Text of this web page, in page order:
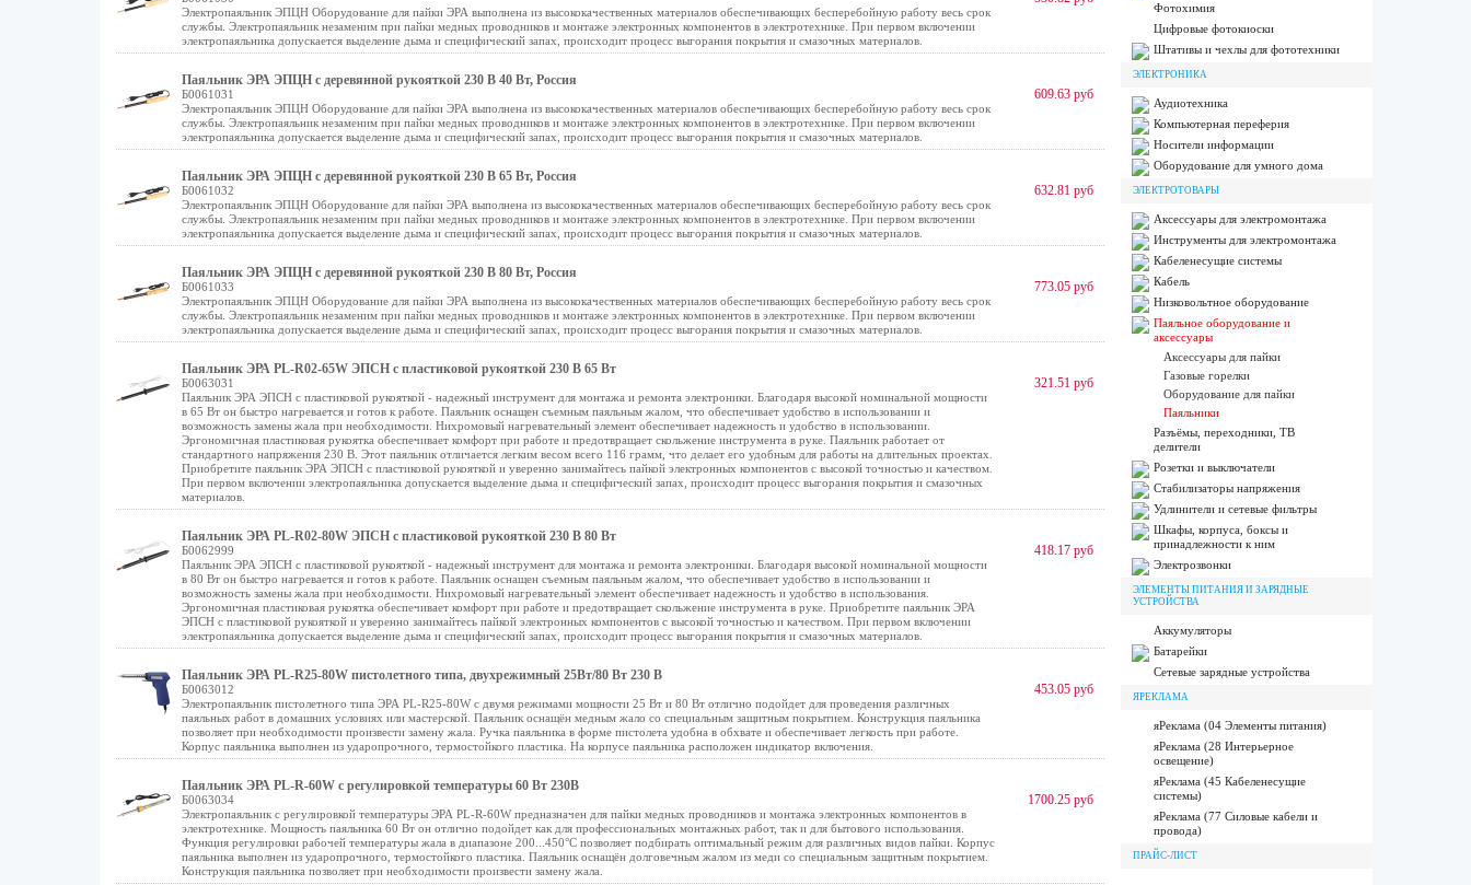
Электропаяльник ЭПЦН Оборудование для пайки ЭРА выполнена из высококачественных материалов обеспечивающих бесперебойную работу весь срок
службы. Электропаяльник незаменим при пайки медных проводников и монтаже электронных компонентов в электротехнике. При первом включении
электропаяльника допускается выделение дыма и специфический запах, происходит процесс выгорания покрытия и смазочных материалов.
Паяльник ЭРА ЭПЦН с деревянной рукояткой 230 В 40 Вт, Россия
Б0061031
Электропаяльник ЭПЦН Оборудование для пайки ЭРА выполнена из высококачественных материалов обеспечивающих бесперебойную работу весь срок
службы. Электропаяльник незаменим при пайки медных проводников и монтаже электронных компонентов в электротехнике. При первом включении
электропаяльника допускается выделение дыма и специфический запах, происходит процесс выгорания покрытия и смазочных материалов.
609.63 руб
Паяльник ЭРА ЭПЦН с деревянной рукояткой 230 В 65 Вт, Россия
Б0061032
Электропаяльник ЭПЦН Оборудование для пайки ЭРА выполнена из высококачественных материалов обеспечивающих бесперебойную работу весь срок
службы. Электропаяльник незаменим при пайки медных проводников и монтаже электронных компонентов в электротехнике. При первом включении
электропаяльника допускается выделение дыма и специфический запах, происходит процесс выгорания покрытия и смазочных материалов.
632.81 руб
Паяльник ЭРА ЭПЦН с деревянной рукояткой 230 В 80 Вт, Россия
Б0061033
Электропаяльник ЭПЦН Оборудование для пайки ЭРА выполнена из высококачественных материалов обеспечивающих бесперебойную работу весь срок
службы. Электропаяльник незаменим при пайки медных проводников и монтаже электронных компонентов в электротехнике. При первом включении
электропаяльника допускается выделение дыма и специфический запах, происходит процесс выгорания покрытия и смазочных материалов.
773.05 руб
Паяльник ЭРА PL-R02-65W ЭПСН с пластиковой рукояткой 230 В 65 Вт
Б0063031
Паяльник ЭРА ЭПСН с пластиковой рукояткой - надежный инструмент для монтажа и ремонта электроники. Благодаря высокой номинальной мощности
в 65 Вт он быстро нагревается и готов к работе. Паяльник оснащен съемным паяльным жалом, что обеспечивает удобство в использовании и
возможность замены жала при необходимости. Нихромовый нагревательный элемент обеспечивает надежность и удобство в использовании.
Эргономичная пластиковая рукоятка обеспечивает комфорт при работе и предотвращает скольжение инструмента в руке. Паяльник работает от
стандартного напряжения 230 В. Этот паяльник отличается легким весом всего 116 грамм, что делает его удобным для работы на длительных проектах.
Приобретите паяльник ЭРА ЭПСН с пластиковой рукояткой и уверенно занимайтесь пайкой электронных компонентов с высокой точностью и качеством.
При первом включении электропаяльника допускается выделение дыма и специфический запах, происходит процесс выгорания покрытия и смазочных
материалов.
321.51 руб
Паяльник ЭРА PL-R02-80W ЭПСН с пластиковой рукояткой 230 В 80 Вт
Б0062999
Паяльник ЭРА ЭПСН с пластиковой рукояткой - надежный инструмент для монтажа и ремонта электроники. Благодаря высокой номинальной мощности
в 80 Вт он быстро нагревается и готов к работе. Паяльник оснащен съемным паяльным жалом, что обеспечивает удобство в использовании и
возможность замены жала при необходимости. Нихромовый нагревательный элемент обеспечивает надежность и удобство в использования.
Эргономичная пластиковая рукоятка обеспечивает комфорт при работе и предотвращает скольжение инструмента в руке. Приобретите паяльник ЭРА
ЭПСН с пластиковой рукояткой и уверенно занимайтесь пайкой электронных компонентов с высокой точностью и качеством. При первом включении
электропаяльника допускается выделение дыма и специфический запах, происходит процесс выгорания покрытия и смазочных материалов.
418.17 руб
Паяльник ЭРА PL-R25-80W пистолетного типа, двухрежимный 25Вт/80 Вт 230 В
Б0063012
Электропаяльник пистолетного типа ЭРА PL-R25-80W с двумя режимами мощности 25 Вт и 80 Вт отлично подойдет для проведения различных
паяльных работ в домашних условиях или мастерской. Паяльник оснащён медным жало со специальным защитным покрытием. Конструкция паяльника
позволяет при необходимости произвести замену жала. Ручка паяльника в форме пистолета удобна в обхвате и обеспечивает легкость при работе.
Корпус паяльника выполнен из ударопрочного, термостойкого пластика. На корпусе паяльника расположен индикатор включения.
453.05 руб
Паяльник ЭРА PL-R-60W с регулировкой температуры 60 Вт 230В
Б0063034
Электропаяльник с регулировкой температуры ЭРА PL-R-60W предназначен для пайки медных проводников и монтажа электронных компонентов в
электротехнике. Мощность паяльника 60 Вт он отлично подойдет как для профессиональных монтажных работ, так и для бытового использования.
Функция регулировки рабочей температуры жала в диапазоне 200...450°C позволяет подбирать оптимальный режим для различных видов пайки. Корпус
паяльника выполнен из ударопрочного, термостойкого пластика. Паяльник оснащён долговечным жалом из меди со специальным защитным покрытием.
Конструкция паяльника позволяет при необходимости произвести замену жала.
1700.25 руб
Фотохимия
Цифровые фотокиоски
Штативы и чехлы для фототехники
ЭЛЕКТРОНИКА
Аудиотехника
Компьютерная переферия
Носители информации
Оборудование для умного дома
ЭЛЕКТРОТОВАРЫ
Аксессуары для электромонтажа
Инструменты для электромонтажа
Кабеленесущие системы
Кабель
Низковольтное оборудование
Паяльное оборудование и
аксессуары
Аксессуары для пайки
Газовые горелки
Оборудование для пайки
Паяльники
Разъёмы, переходники, ТВ
делители
Розетки и выключатели
Стабилизаторы напряжения
Удлинители и сетевые фильтры
Шкафы, корпуса, боксы и
принадлежности к ним
Электрозвонки
ЭЛЕМЕНТЫ ПИТАНИЯ И ЗАРЯДНЫЕ
УСТРОЙСТВА
Аккумуляторы
Батарейки
Сетевые зарядные устройства
ЯРЕКЛАМА
яРеклама (04 Элементы питания)
яРеклама (28 Интерьерное
освещение)
яРеклама (45 Кабеленесущие
системы)
яРеклама (77 Силовые кабели и
провода)
ПРАЙС-ЛИСТ